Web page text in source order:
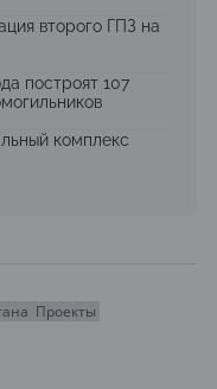
второго ГПЗ на
построят 107
комплекс
Проекты